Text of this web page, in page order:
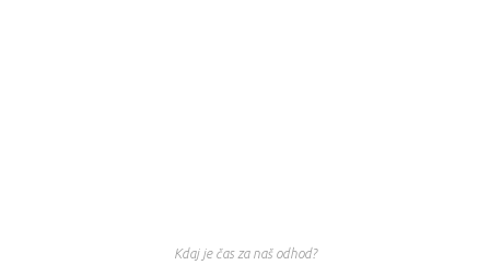
Kdaj je čas za naš odhod?